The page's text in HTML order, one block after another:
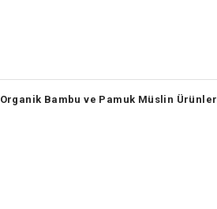
Organik Bambu ve Pamuk Müslin Ürünler